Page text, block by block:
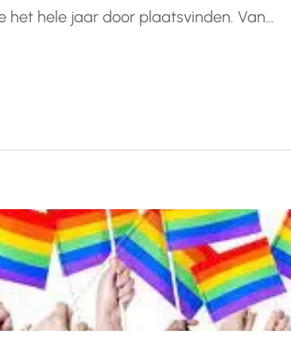
het hele jaar door plaatsvinden. Van